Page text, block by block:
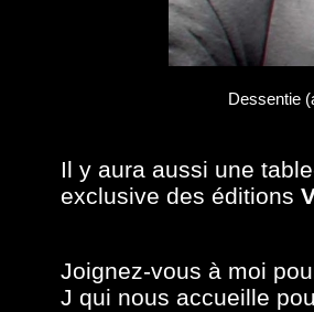
Dessentie
Il y aura aussi une
exclusive des éditions
Joignez-vous à moi
J qui nous accueille